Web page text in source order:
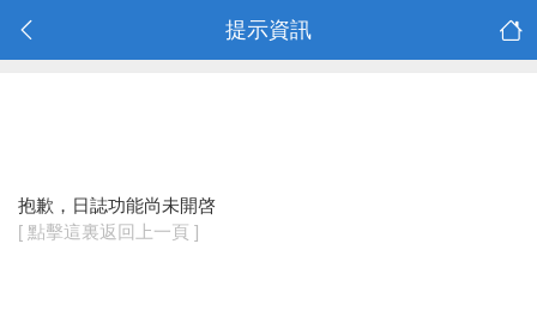
提示資訊
抱歉，日誌功能尚未開啓
[ 點擊這裏返回上一頁 ]